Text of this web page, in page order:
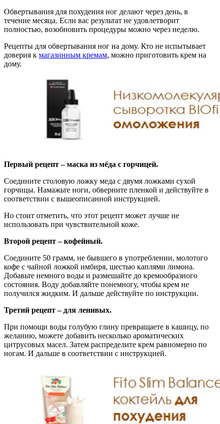
Обвертывания для похудения ног делают через день, в
течение месяца. Если вас результат не удовлетворит
полностью, возобновить процедуры можно через неделю.
Рецепты для обвертывания ног на дому. Кто не испытывает
доверия к магазинным кремам, можно приготовить крем на
дому.
Первый рецепт – маска из мёда с горчицей.
Соедините столовую ложку меда с двумя ложками сухой
горчицы. Намажьте ноги, обверните пленкой и действуйте в
соответствии с вышеописанной инструкцией.
Но стоит отметить, что этот рецепт может лучше не
использовать при чувствительной коже.
Второй рецепт – кофейный.
Соедините 50 грамм, не бывшего в употреблении, молотого
кофе с чайной ложкой имбиря, шестью каплями лимона.
Добавьте немного воды и размешайте до кремообразного
состояния. Воду добавляйте понемногу, чтобы крем не
получился жидким. И дальше действуйте по инструкции.
Третий рецепт – для ленивых.
При помощи воды голубую глину превращаете в кашицу, по
желанию, можете добавить несколько ароматических
цитрусовых масел. Затем распределите крем равномерно по
ногам. И дальше в соответствии с инструкцией.